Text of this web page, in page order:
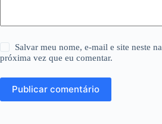
Salvar meu nome, e-mail e site neste
próxima vez que eu comentar.
Publicar comentário